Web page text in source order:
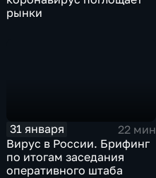
рынки
31 января
22 мин
Вирус в России. Брифинг
по итогам заседания
оперативного штаба